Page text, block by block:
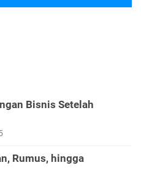
Bisnis Setelah
Rumus, hingga